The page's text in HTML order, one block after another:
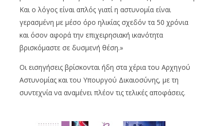
Και ο λόγος είναι απλός γιατί η αστυνομία είναι
γερασμένη με μέσο όρο ηλικίας σχεδόν τα 50 χρόνια
και όσον αφορά την επιχειρησιακή ικανότητα
βρισκόμαστε σε δυσμενή θέση.»
Οι εισηγήσεις βρίσκονται ήδη στα χέρια του Αρχηγού
Αστυνομίας και του Υπουργού Δικαιοσύνης, με τη
συντεχνία να αναμένει πλέον τις τελικές αποφάσεις.